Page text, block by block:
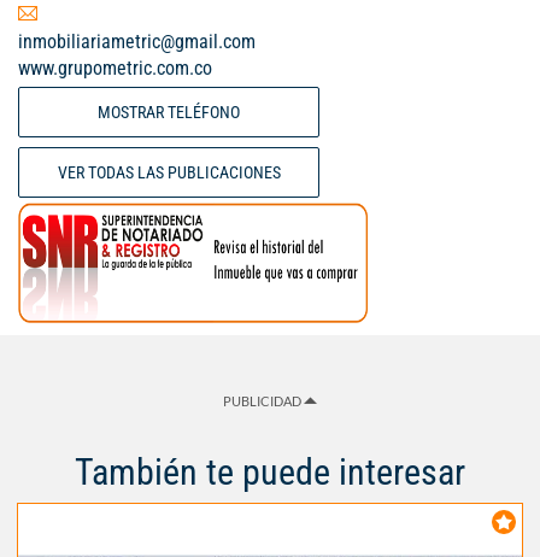
inmobiliariametric@gmail.com
www.grupometric.com.co
MOSTRAR TELÉFONO
VER TODAS LAS PUBLICACIONES
PUBLICIDAD
También te puede interesar